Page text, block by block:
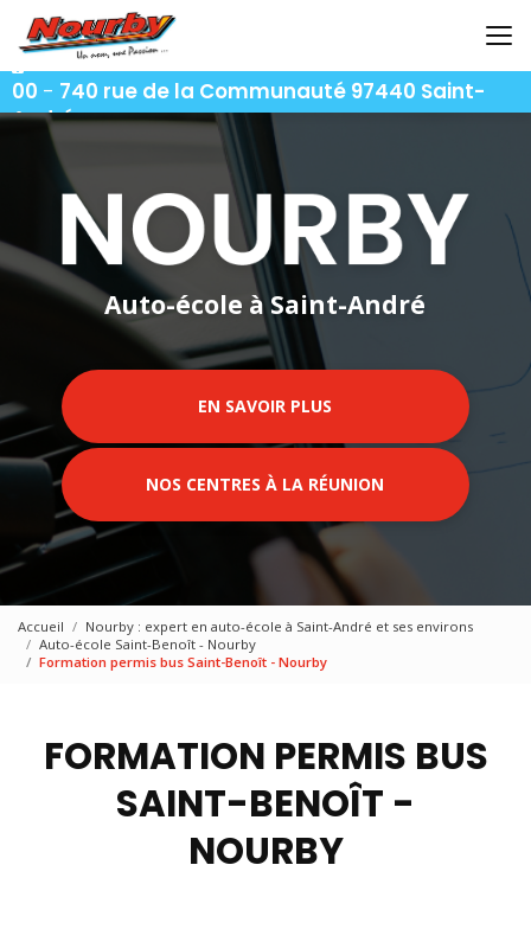
contenu
principal
06 92 92 25 51-06 92 62 62 91-06 92 94 94
00 - 740 rue de la Communauté 97440 Saint-
André
Auto-école à Saint-André
EN SAVOIR PLUS
NOS CENTRES À LA RÉUNION
Accueil
Nourby : expert en auto-école à Saint-André et ses environs
Auto-école Saint-Benoît - Nourby
Formation permis bus Saint-Benoît - Nourby
FORMATION PERMIS BUS
SAINT-BENOÎT -
NOURBY